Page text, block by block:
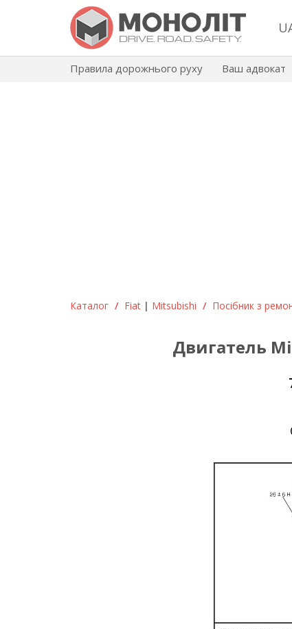
Правила дорожнього руху Ваш адвокат
Каталог / Fiat | Mitsubishi / Посібник з
Двигатель